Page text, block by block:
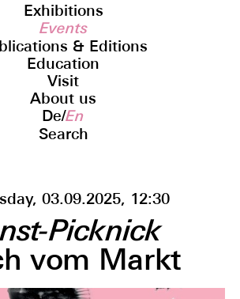
Exhibitions
Events
& Editions
Education
Visit
About us
De/En
Search
03.09.2025, 12:30
Picknick
vom Markt